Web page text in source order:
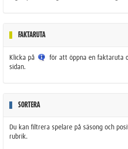
FAKTARUTA
Klicka på
för att öppna en faktaruta
sidan.
SORTERA
Du kan filtrera spelare på säsong och
rubrik.